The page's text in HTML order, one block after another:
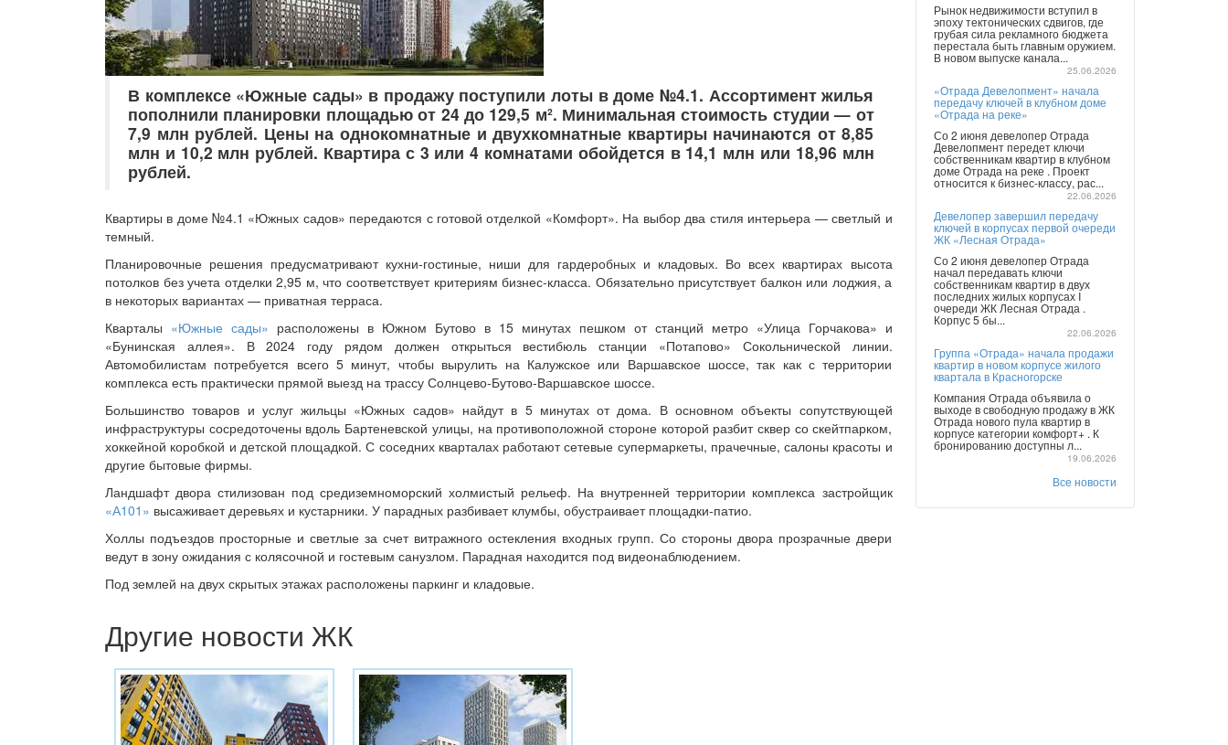
В комплексе «Южные сады» в продажу поступили лоты в доме №4.1. Ассортимент жилья
пополнили планировки площадью от 24 до 129,5 м². Минимальная стоимость студии — от
7,9 млн рублей. Цены на однокомнатные и двухкомнатные квартиры начинаются от 8,85
млн и 10,2 млн рублей. Квартира с 3 или 4 комнатами обойдется в 14,1 млн или 18,96 млн
рублей.
Квартиры в доме №4.1 «Южных садов» передаются с готовой отделкой «Комфорт». На выбор два стиля интерьера — светлый и
темный.
Планировочные решения предусматривают кухни-гостиные, ниши для гардеробных и кладовых. Во всех квартирах высота
потолков без учета отделки 2,95 м, что соответствует критериям бизнес-класса. Обязательно присутствует балкон или лоджия, а
в некоторых вариантах — приватная терраса.
Кварталы «Южные сады» расположены в Южном Бутово в 15 минутах пешком от станций метро «Улица Горчакова» и
«Бунинская аллея». В 2024 году рядом должен открыться вестибюль станции «Потапово» Сокольнической линии.
Автомобилистам потребуется всего 5 минут, чтобы вырулить на Калужское или Варшавское шоссе, так как с территории
комплекса есть практически прямой выезд на трассу Солнцево-Бутово-Варшавское шоссе.
Большинство товаров и услуг жильцы «Южных садов» найдут в 5 минутах от дома. В основном объекты сопутствующей
инфраструктуры сосредоточены вдоль Бартеневской улицы, на противоположной стороне которой разбит сквер со скейтпарком,
хоккейной коробкой и детской площадкой. С соседних кварталах работают сетевые супермаркеты, прачечные, салоны красоты и
другие бытовые фирмы.
Ландшафт двора стилизован под средиземноморский холмистый рельеф. На внутренней территории комплекса застройщик
«А101» высаживает деревьях и кустарники. У парадных разбивает клумбы, обустраивает площадки-патио.
Холлы подъездов просторные и светлые за счет витражного остекления входных групп. Со стороны двора прозрачные двери
ведут в зону ожидания с колясочной и гостевым санузлом. Парадная находится под видеонаблюдением.
Под землей на двух скрытых этажах расположены паркинг и кладовые.
Другие новости ЖК
Рынок недвижимости вступил в
эпоху тектонических сдвигов, где
грубая сила рекламного бюджета
перестала быть главным оружием.
В новом выпуске канала...
25.06.2026
«Отрада Девелопмент» начала
передачу ключей в клубном доме
«Отрада на реке»
Со 2 июня девелопер Отрада
Девелопмент передет ключи
собственникам квартир в клубном
доме Отрада на реке . Проект
относится к бизнес-классу, рас...
22.06.2026
Девелопер завершил передачу
ключей в корпусах первой очереди
ЖК «Лесная Отрада»
Со 2 июня девелопер Отрада
начал передавать ключи
собственникам квартир в двух
последних жилых корпусах I
очереди ЖК Лесная Отрада .
Корпус 5 бы...
22.06.2026
Группа «Отрада» начала продажи
квартир в новом корпусе жилого
квартала в Красногорске
Компания Отрада объявила о
выходе в свободную продажу в ЖК
Отрада нового пула квартир в
корпусе категории комфорт+ . К
бронированию доступны л...
19.06.2026
Все новости